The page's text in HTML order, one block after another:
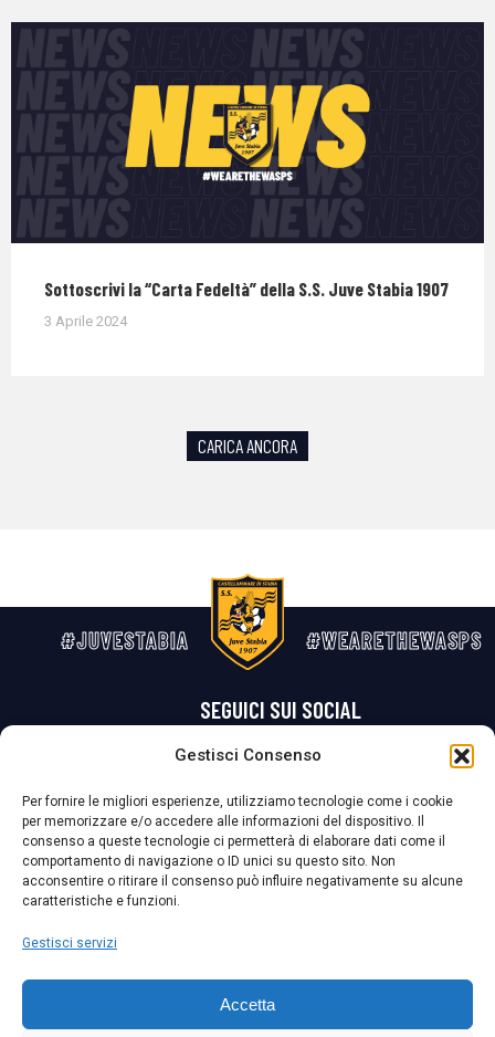
Gestisci Consenso
Per fornire le migliori esperienze, utilizziamo tecnologie come i cookie
per memorizzare e/o accedere alle informazioni del dispositivo. Il
consenso a queste tecnologie ci permetterà di elaborare dati come il
comportamento di navigazione o ID unici su questo sito. Non
acconsentire o ritirare il consenso può influire negativamente su alcune
caratteristiche e funzioni.
Gestisci servizi
Accetta
Sottoscrivi la “Carta Fedeltà” della S.S. Juve Stabia 1907
3 Aprile 2024
CARICA ANCORA
#JUVESTABIA #WEARETHEWASPS
SEGUICI SUI SOCIAL
La Società ha nominato il Responsabile della Protezione dei Dati Personali (DPO), figura specializzata che vigila sulle modalità adottate dalla
nostra Società per tutelare i Suoi dati personali.